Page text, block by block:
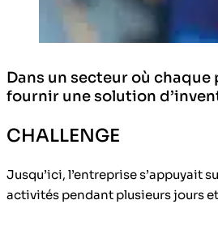
Dans un secteur où
fournir une solution
CHALLENGE
Jusqu’ici, l’entreprise s’appuyait
activités pendant plusieurs jours